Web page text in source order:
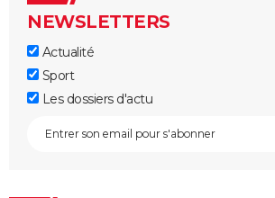
NEWSLETTERS
Actualité
Sport
Les dossiers d'actu